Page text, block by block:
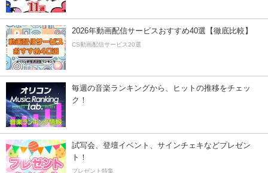
2026年動画配信サービスおすすめ40選【徹底比較】
CS動画配信サービス20選
毎週の音楽ランキングから、ヒットの推移をチェッ
ク！
試写会、登壇イベント、サインチェキなどプレゼン
ト！
プレゼント特集